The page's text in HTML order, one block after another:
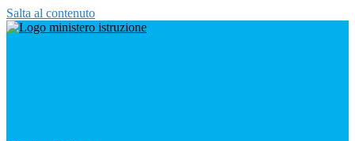
Salta al contenuto